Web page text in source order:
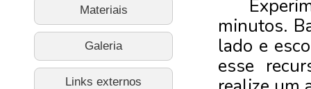
Materiais
Galeria
Links externos